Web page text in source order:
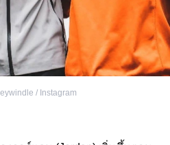
/ Instagram